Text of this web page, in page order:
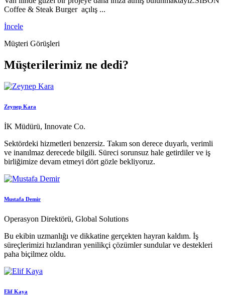
Coffee & Steak Burger açılış ...
İncele
Müşteri Görüşleri
Müşterilerimiz ne dedi?
Zeynep Kara
İK Müdürü, Innovate Co.
Sektördeki hizmetleri benzersiz. Takım son derece duyarlı, verimli
ve inanılmaz derecede bilgili. Süreci sorunsuz hale getirdiler ve iş
birliğimize devam etmeyi dört gözle bekliyoruz.
Mustafa Demir
Operasyon Direktörü, Global Solutions
Bu ekibin uzmanlığı ve dikkatine gerçekten hayran kaldım. İş
süreçlerimizi hızlandıran yenilikçi çözümler sundular ve destekleri
paha biçilmez oldu.
Elif Kaya